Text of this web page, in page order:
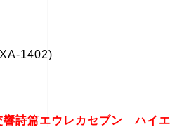
1402)
詩篇エウレカセブン ハイエ